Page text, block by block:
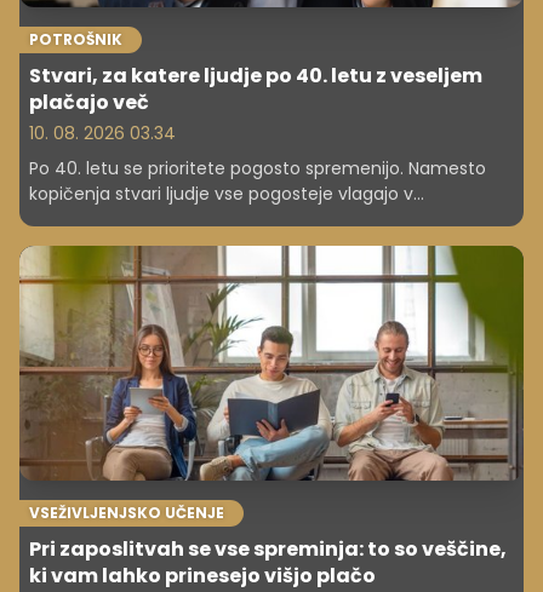
POTROŠNIK
Stvari, za katere ljudje po 40. letu z veseljem
plačajo več
10. 08. 2026 03.34
Po 40. letu se prioritete pogosto spremenijo. Namesto
kopičenja stvari ljudje vse pogosteje vlagajo v
kakovosten spanec, zdravje, udobje in nepozabna
doživetja. Zakaj?
VSEŽIVLJENJSKO UČENJE
Pri zaposlitvah se vse spreminja: to so veščine,
ki vam lahko prinesejo višjo plačo